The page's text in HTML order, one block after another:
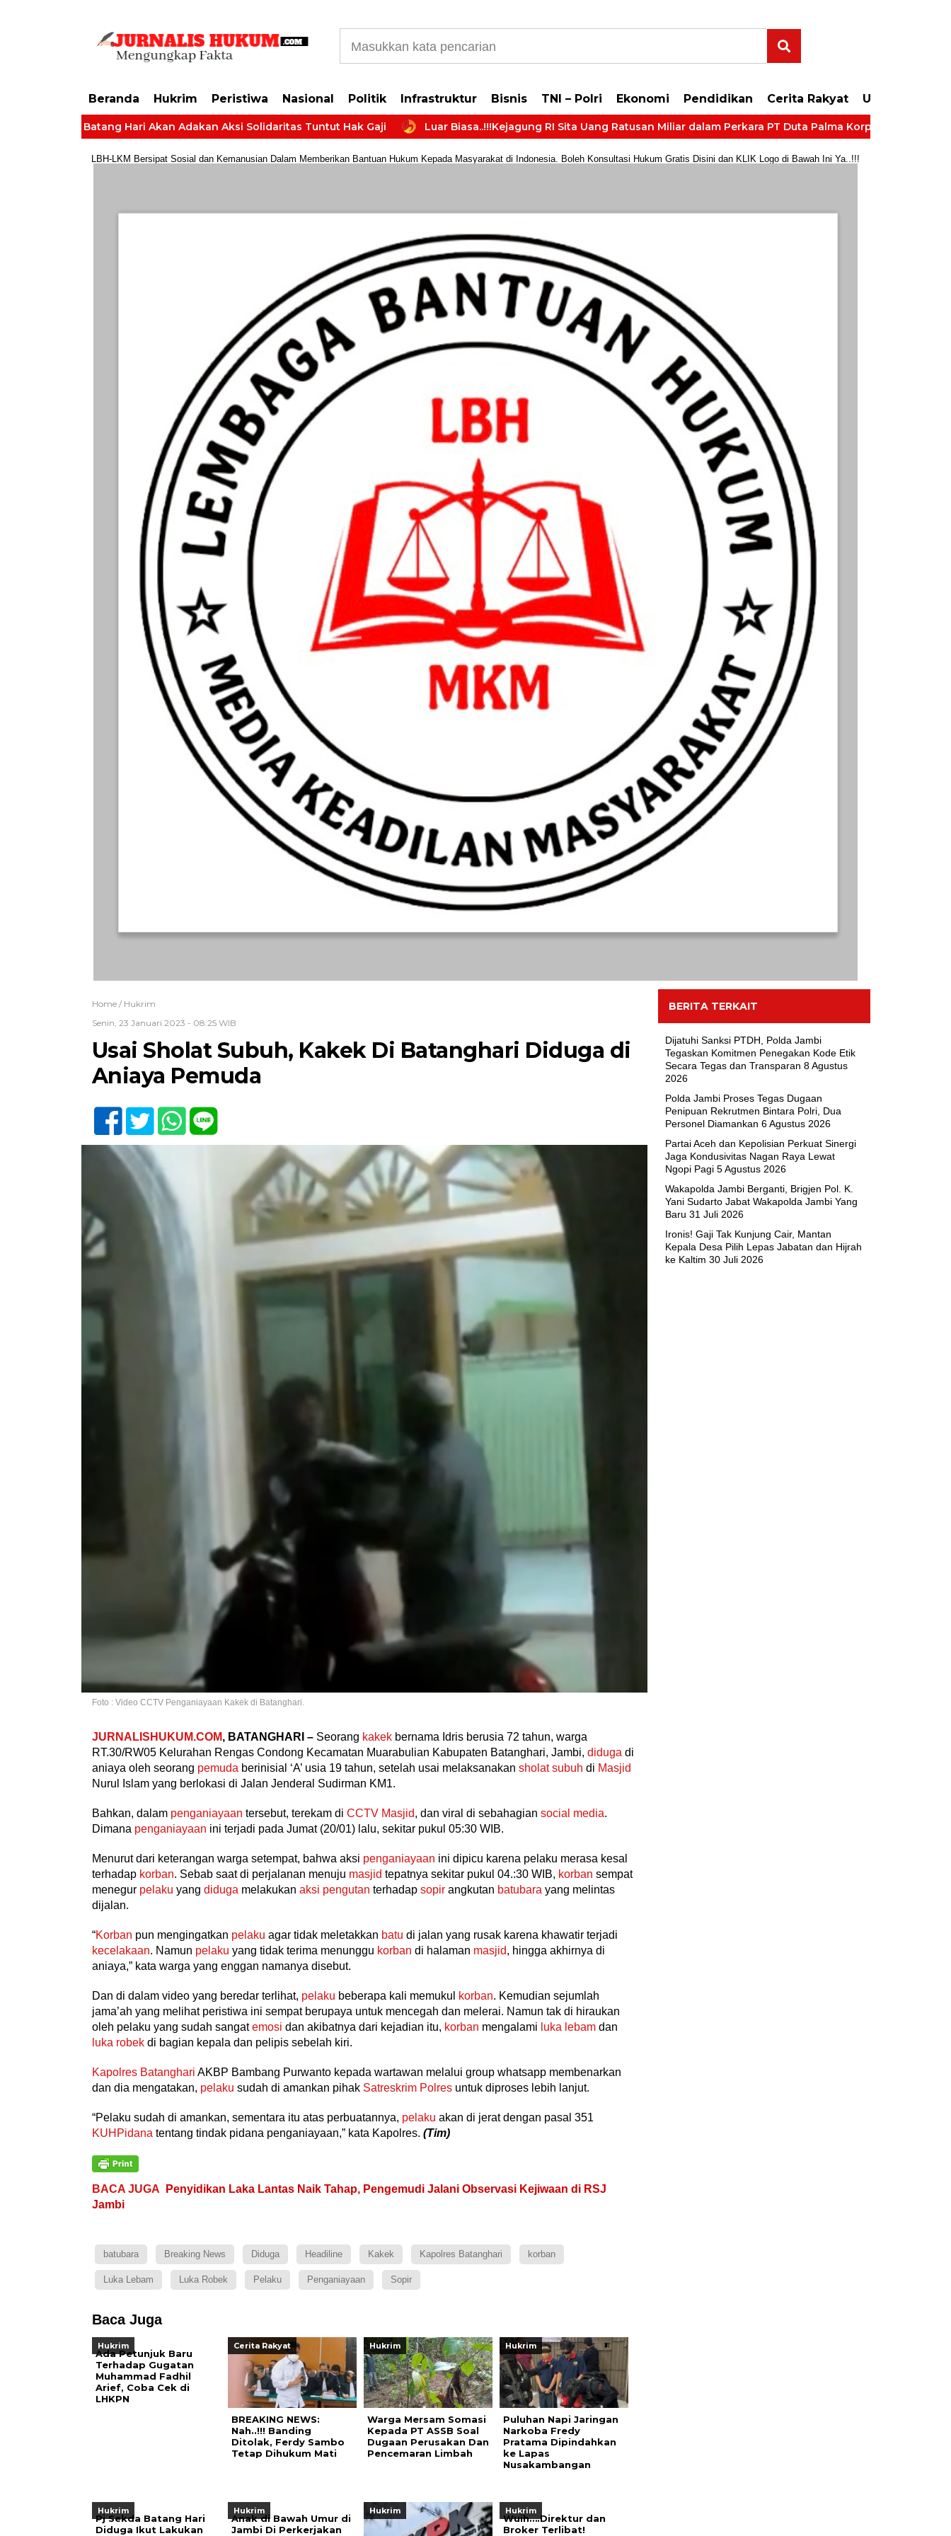
Beranda Hukrim Peristiwa Nasional Politik Infrastruktur Bisnis TNI – Polri Ekonomi Pendidikan Cerita Rakyat
Batang Hari Akan Adakan Aksi Solidaritas Tuntut Hak Gaji Luar Biasa..!!!Kejagung RI Sita Uang Ratusan Miliar dalam Perkara PT Duta Palma Korporasi
LBH-LKM Bersipat Sosial dan Kemanusian Dalam Memberikan Bantuan Hukum Kepada Masyarakat di Indonesia. Boleh Konsultasi Hukum Gratis Disini dan KLIK Logo di Bawah Ini Ya..!!!
Home / Hukrim
Senin, 23 Januari 2023 - 08:25 WIB
Usai Sholat Subuh, Kakek Di Batanghari Diduga di
Aniaya Pemuda
Foto : Video CCTV Penganiayaan Kakek di Batanghari.
JURNALISHUKUM.COM, BATANGHARI –Seorang kakekbernama Idris berusia 72 tahun, warga
RT.30/RW05 Kelurahan Rengas Condong Kecamatan Muarabulian Kabupaten Batanghari, Jambi, diduga di
aniaya oleh seorang pemuda berinisial ‘A’ usia 19 tahun, setelah usai melaksanakan sholat subuh di Masjid
Nurul Islam yang berlokasi di Jalan Jenderal Sudirman KM1.
Bahkan, dalam penganiayaan tersebut, terekam di CCTV Masjid, dan viral di sebahagian social media.
Dimana penganiayaan ini terjadi pada Jumat (20/01) lalu, sekitar pukul 05:30 WIB.
Menurut dari keterangan warga setempat, bahwa aksi penganiayaan ini dipicu karena pelaku merasa kesal
terhadap korban. Sebab saat di perjalanan menuju masjid tepatnya sekitar pukul 04.:30 WIB, korban sempat
menegur pelaku yang diduga melakukan aksi pengutan terhadap sopirangkutan batubara yang melintas
dijalan.
“Korban pun mengingatkan pelaku agar tidak meletakkan batu di jalan yang rusak karena khawatir terjadi
kecelakaan. Namun pelaku yang tidak terima menunggu korban di halaman masjid, hingga akhirnya di
aniaya,” kata warga yang enggan namanya disebut.
Dan di dalam video yang beredar terlihat, pelaku beberapa kali memukul korban. Kemudian sejumlah
jama’ah yang melihat peristiwa ini sempat berupaya untuk mencegah dan melerai. Namun tak di hiraukan
oleh pelaku yang sudah sangatemosi dan akibatnya dari kejadian itu, korban mengalami luka lebamdan
luka robekdi bagian kepala dan pelipis sebelah kiri.
Kapolres Batanghari AKBP Bambang Purwanto kepada wartawan melalui group whatsapp membenarkan
dan dia mengatakan, pelaku sudah di amankan pihak Satreskrim Polresuntuk diproses lebih lanjut.
“Pelaku sudah di amankan, sementara itu atas perbuatannya, pelaku akan di jerat dengan pasal 351
KUHPidana tentang tindak pidana penganiayaan,” kata Kapolres. (Tim)
BACA JUGA
Penyidikan Laka Lantas Naik Tahap, Pengemudi Jalani Observasi Kejiwaan di RSJ
Jambi
batubara Breaking News Diduga Headiline Kakek Kapolres Batanghari korban
Luka Lebam Luka Robek Pelaku Penganiayaan Sopir
Baca Juga
Hukrim
Ada Petunjuk Baru
Terhadap Gugatan
Muhammad Fadhil
Arief, Coba Cek di
LHKPN
Cerita Rakyat
BREAKING NEWS:
Nah..!!! Banding
Ditolak, Ferdy Sambo
Tetap Dihukum Mati
Hukrim
Warga Mersam Somasi
Kepada PT ASSB Soal
Dugaan Perusakan Dan
Pencemaran Limbah
Hukrim
Puluhan Napi Jaringan
Narkoba Fredy
Pratama Dipindahkan
ke Lapas
Nusakambangan
Hukrim
Pj Sekda Batang Hari
Diduga Ikut Lakukan
Hukrim
Anak di Bawah Umur di
Jambi Di Perkerjakan
Hukrim Hukrim
Wuih….Direktur dan
Broker Terlibat!
BERITA TERKAIT
Dijatuhi Sanksi PTDH, Polda Jambi
Tegaskan Komitmen Penegakan Kode Etik
Secara Tegas dan Transparan 8 Agustus
2026
Polda Jambi Proses Tegas Dugaan
Penipuan Rekrutmen Bintara Polri, Dua
Personel Diamankan 6 Agustus 2026
Partai Aceh dan Kepolisian Perkuat Sinergi
Jaga Kondusivitas Nagan Raya Lewat
Ngopi Pagi 5 Agustus 2026
Wakapolda Jambi Berganti, Brigjen Pol. K.
Yani Sudarto Jabat Wakapolda Jambi Yang
Baru 31 Juli 2026
Ironis! Gaji Tak Kunjung Cair, Mantan
Kepala Desa Pilih Lepas Jabatan dan Hijrah
ke Kaltim 30 Juli 2026